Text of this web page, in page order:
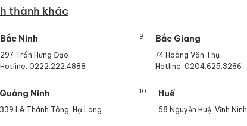
thành khác
Bắc Ninh
297 Trần Hưng Đạo
Hotline: 0222.222.4888
Quảng Ninh
339 Lê Thánh Tông, Hạ Long
9 Bắc Giang
74 Hoàng Văn Thụ
Hotline: 0204.625.3286
10 Huế
58 Nguyễn Huệ, Vĩnh Ninh